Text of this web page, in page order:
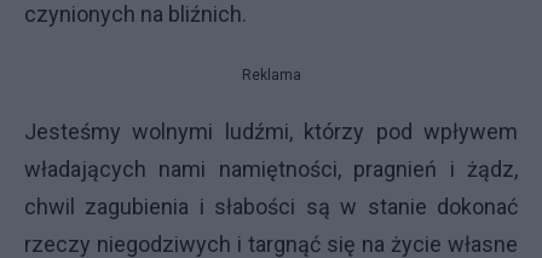
czynionych na bliźnich.
Reklama
Jesteśmy wolnymi ludźmi, którzy pod wpływem
władających nami namiętności, pragnień i żądz,
chwil zagubienia i słabości są w stanie dokonać
rzeczy niegodziwych i targnąć się na życie własne